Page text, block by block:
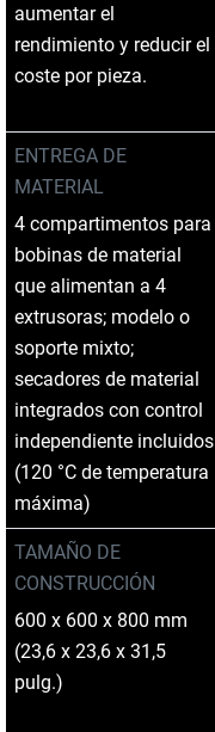
aumentar el
rendimiento y reducir el
coste por pieza.
ENTREGA DE
MATERIAL
4 compartimentos para
bobinas de material
que alimentan a 4
extrusoras; modelo o
soporte mixto;
secadores de material
integrados con control
independiente incluidos
(120 °C de temperatura
máxima)
TAMAÑO DE
CONSTRUCCIÓN
600 x 600 x 800 mm
(23,6 x 23,6 x 31,5
pulg.)